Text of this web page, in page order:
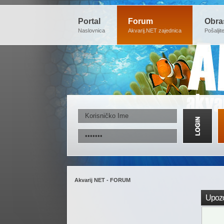
Portal
Naslovnica
Forum
Akvarij.NET zajednica
Akvarij NET - FORUM